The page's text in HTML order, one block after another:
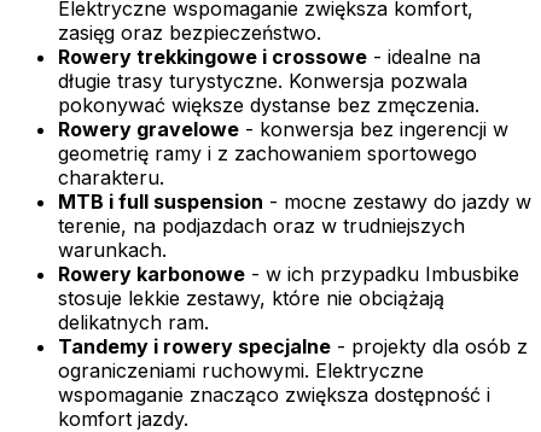
Elektryczne wspomaganie zwiększa komfort,
zasięg oraz bezpieczeństwo.
Rowery trekkingowe i crossowe - idealne na
długie trasy turystyczne. Konwersja pozwala
pokonywać większe dystanse bez zmęczenia.
Rowery gravelowe - konwersja bez ingerencji w
geometrię ramy i z zachowaniem sportowego
charakteru.
MTB i full suspension - mocne zestawy do jazdy w
terenie, na podjazdach oraz w trudniejszych
warunkach.
Rowery karbonowe - w ich przypadku Imbusbike
stosuje lekkie zestawy, które nie obciążają
delikatnych ram.
Tandemy i rowery specjalne - projekty dla osób z
ograniczeniami ruchowymi. Elektryczne
wspomaganie znacząco zwiększa dostępność i
komfort jazdy.